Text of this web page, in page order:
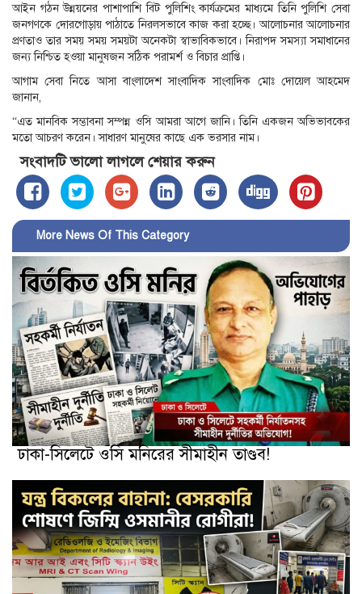
আইন গঠন উন্নয়নের পাশাপাশি বিট পুলিশিং কার্যক্রমের মাধ্যমে তিনি পুলিশি সেবা
জনগণকে দোরগোড়ায় পাঠাতে নিরলসভাবে কাজ করা হচ্ছে। আলোচনার আলোচনার
প্রণতাও তার সময় সময় সময়টা অনেকটা স্বাভাবিকভাবে। নিরাপদ সমস্যা সমাধানের
জন্য নিশ্চিত হওয়া মানুষজন সঠিক পরামর্শ ও বিচার প্রাপ্তি।
আগাম সেবা নিতে আসা বাংলাদেশ সাংবাদিক সাংবাদিক মোঃ দোয়েল আহমেদ
জানান,
“এত মানবিক সম্ভাবনা সম্পন্ন ওসি আমরা আগে জানি। তিনি একজন অভিভাবকের
মতো আচরণ করেন। সাধারণ মানুষের কাছে এক ভরসার নাম।
সংবাদটি ভালো লাগলে শেয়ার করুন
More News Of This Category
ঢাকা-সিলেটে ওসি মনিরের সীমাহীন তাণ্ডব!